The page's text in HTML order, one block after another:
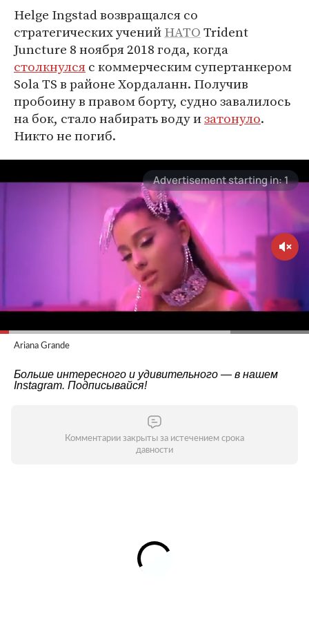
Helge Ingstad возвращался со
стратегических ученийНАТОTrident
Juncture 8 ноября 2018 года, когда
столкнулсяс коммерческим супертанкером
Sola TS в районе Хордаланн. Получив
пробоину в правом борту, судно завалилось
на бок, стало набирать воду изатонуло.
Никто не погиб.
Ariana Grande
Больше интересного и удивительного — в нашем
Instagram. Подписывайся!
Комментарии закрыты за истечением срока
давности